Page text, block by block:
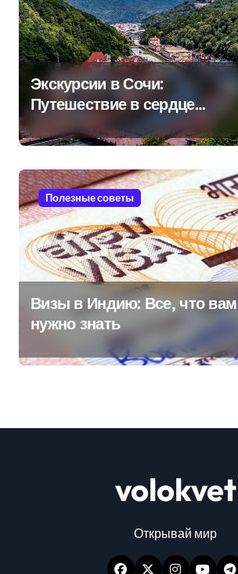
Экскурсии в Сочи:
Путешествие в сердце
Черноморского курорта
Полезные советы
Визы в Индию: Все, что вам
нужно знать
volokvet
Открывай мир